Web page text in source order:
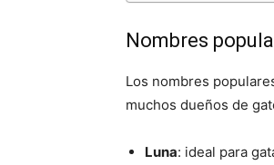
Nombres
Los nombres
muchos dueños de
Luna: ideal para